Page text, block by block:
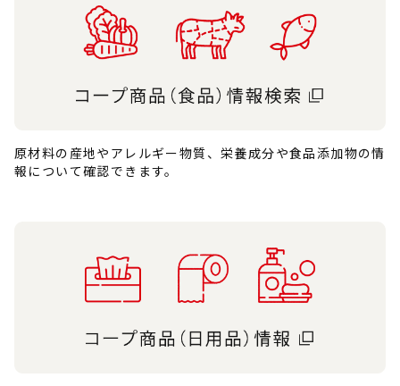
原材料の産地やアレルギー物質、栄養成分や食品添加物の情
報について確認できます。